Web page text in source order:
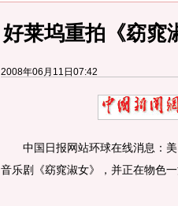
好莱坞重拍《窈窕
2008年06月11日07:42
中国日报网站环球在线消息：美
音乐剧《窈窕淑女》，并正在物色